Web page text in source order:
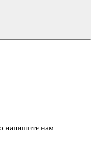
напишите нам